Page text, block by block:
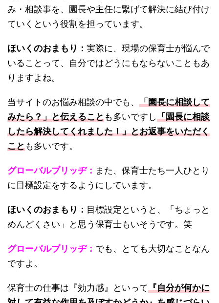
み・相談事を、園長や主任に繋げて解決に結び付け
ていくという役割を担っています。
ほいくのおまもり： 実際に、現場の保育士が悩んで
いることって、自分ではどうにもならないこともあ
りますよね。
当サイトのお悩み相談の中でも、 「園長に相談して
みたら？」と伝えることも多いですし「園長に相談
したら解決してくれました！」とお返事をいただく
ことも多いです。
グローバルブリッヂ： また、保育士たち一人ひとり
に目標設定をするようにしています。
ほいくのおまもり： 目標設定というと、「ちょっと
めんどくさい」と思う保育士もいそうです。笑
グローバルブリッヂ： でも、とても大切なことなん
ですよ。
保育士の仕事は『効力感』といって『自分が何かに